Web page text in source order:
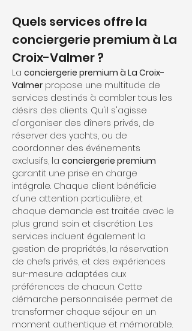
Quels services offre la
conciergerie premium à La
Croix-Valmer ?
La conciergerie premium à La Croix-
Valmer propose une multitude de
services destinés à combler tous les
désirs des clients. Qu'il s'agisse
d'organiser des dîners privés, de
réserver des yachts, ou de
coordonner des événements
exclusifs, la conciergerie premium
garantit une prise en charge
intégrale. Chaque client bénéficie
d'une attention particulière, et
chaque demande est traitée avec le
plus grand soin et discrétion. Les
services incluent également la
gestion de propriétés, la réservation
de chefs privés, et des expériences
sur-mesure adaptées aux
préférences de chacun. Cette
démarche personnalisée permet de
transformer chaque séjour en un
moment authentique et mémorable.